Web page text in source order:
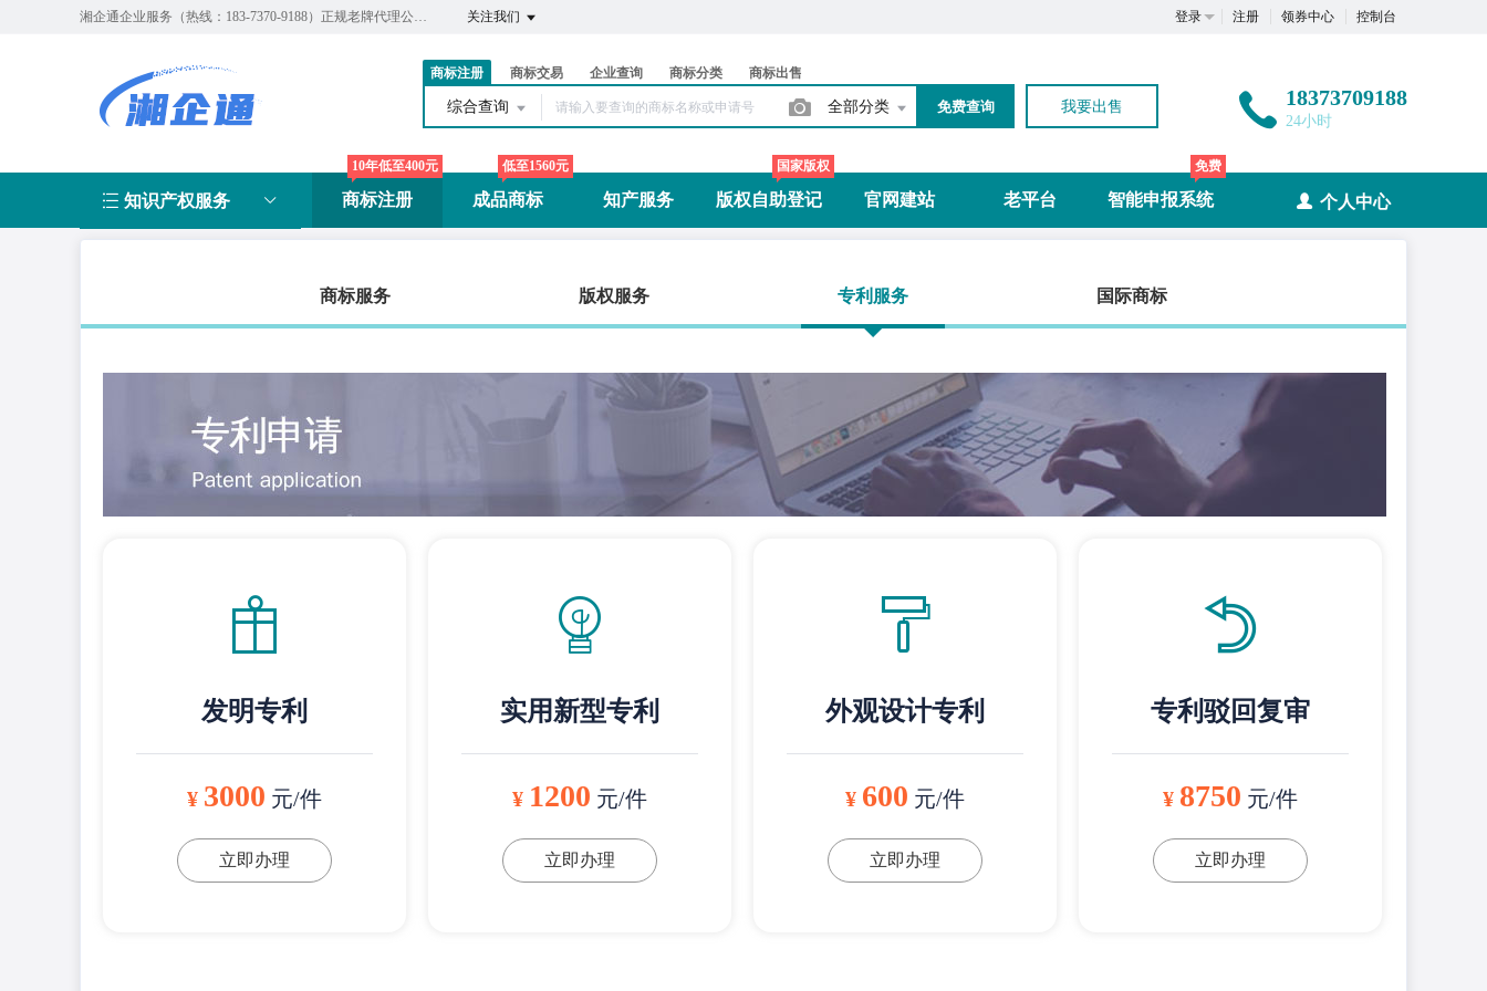
湘企通企业服务（热线：183-7370-9188）正规老牌代理公司【快捷安全专业】 关注我们 登录 注册 领券中心 控制台
商标注册 商标交易 企业查询 商标分类 商标出售
综合查询 全部分类 免费查询 我要出售 18373709188
24小时
知识产权服务 商标注册
10年低至400元
成品商标
低至1560元
知产服务 版权自助登记
国家版权
官网建站 老平台 智能申报系统
免费
个人中心
商标服务 版权服务 专利服务 国际商标
发明专利
¥ 3000 元/件
立即办理
实用新型专利
¥ 1200 元/件
立即办理
外观设计专利
¥ 600 元/件
立即办理
专利驳回复审
¥ 8750 元/件
立即办理